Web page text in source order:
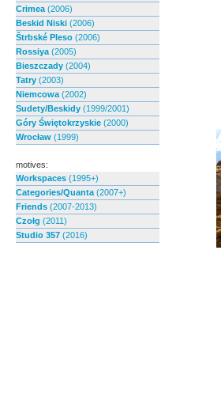
Crimea (2006)
Beskid Niski (2006)
Štrbské Pleso (2006)
Rossiya (2005)
Bieszczady (2004)
Tatry (2003)
Niemcowa (2002)
Sudety/Beskidy (1999/2001)
Góry Świętokrzyskie (2000)
Wrocław (1999)
motives:
Workspaces (1995+)
Categories/Quanta (2007+)
Friends (2007-2013)
Czołg (2011)
Studio 357 (2016)